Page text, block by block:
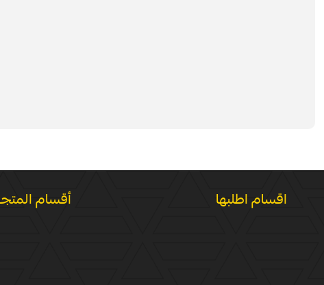
اقسام اطلبها أقسام